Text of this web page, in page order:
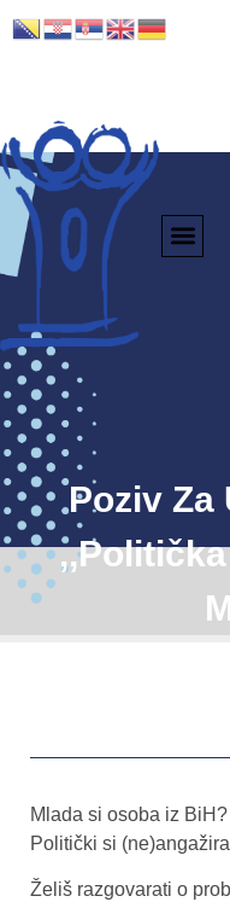
Poziv
Mlada si osoba iz BiH?
Politički si
Želiš razgovarati o